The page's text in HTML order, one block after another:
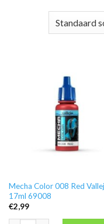
Mecha Color 008 Red
17ml 69008
€2,99